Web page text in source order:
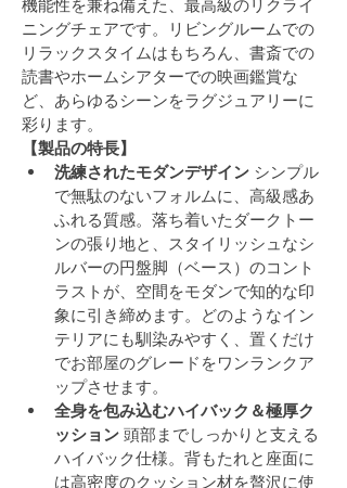
機能性を兼ね備えた、最高級のリクライ
ニングチェアです。リビングルームでの
リラックスタイムはもちろん、書斎での
読書やホームシアターでの映画鑑賞な
ど、あらゆるシーンをラグジュアリーに
彩ります。
【製品の特長】
洗練されたモダンデザイン シンプル
で無駄のないフォルムに、高級感あ
ふれる質感。落ち着いたダークトー
ンの張り地と、スタイリッシュなシ
ルバーの円盤脚（ベース）のコント
ラストが、空間をモダンで知的な印
象に引き締めます。どのようなイン
テリアにも馴染みやすく、置くだけ
でお部屋のグレードをワンランクア
ップさせます。
全身を包み込むハイバック＆極厚ク
ッション 頭部までしっかりと支える
ハイバック仕様。背もたれと座面に
は高密度のクッション材を贅沢に使